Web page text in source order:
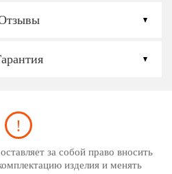
за собой право вносить
изделия и менять